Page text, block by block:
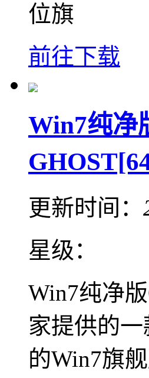
位旗
前往下载
Win7纯净
更新时间：
星级：
Win7纯净
家提供的
的Win7旗